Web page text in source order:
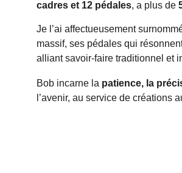
cadres et 12 pédales, a plus de
Je l’ai affectueusement
massif, ses pédales qui
alliant savoir-faire traditionnel et
Bob incarne la patience, la
l’avenir, au service de créations